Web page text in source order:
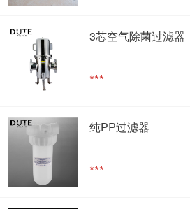
3芯空气除菌过滤器
***
纯PP过滤器
***